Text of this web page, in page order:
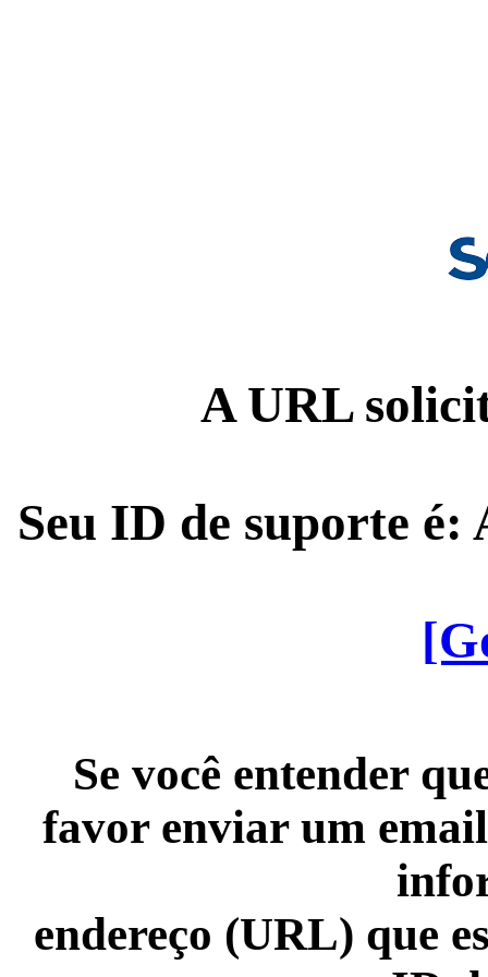
A URL
Seu ID de suporte é:
Se você entender
favor enviar um
endereço (URL) que